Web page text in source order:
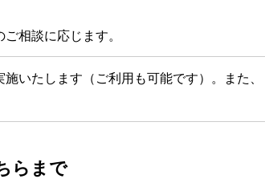
相談に応じます。
いたします（ご利用も可能です）。また、
らまで